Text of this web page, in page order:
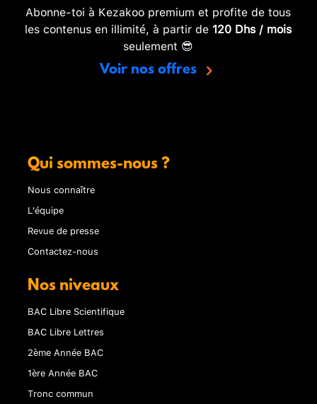
Abonne-toi à Kezakoo premium et profite de tous
les contenus en illimité, à partir de 120 Dhs / mois
seulement 😎
Voir nos offres
Qui sommes-nous ?
Nous connaître
L'équipe
Revue de presse
Contactez-nous
Nos niveaux
BAC Libre Scientifique
BAC Libre Lettres
2ème Année BAC
1ère Année BAC
Tronc commun